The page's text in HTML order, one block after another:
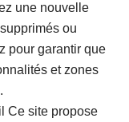
une nouvelle
ou
pour garantir que
et zones
Ce site propose